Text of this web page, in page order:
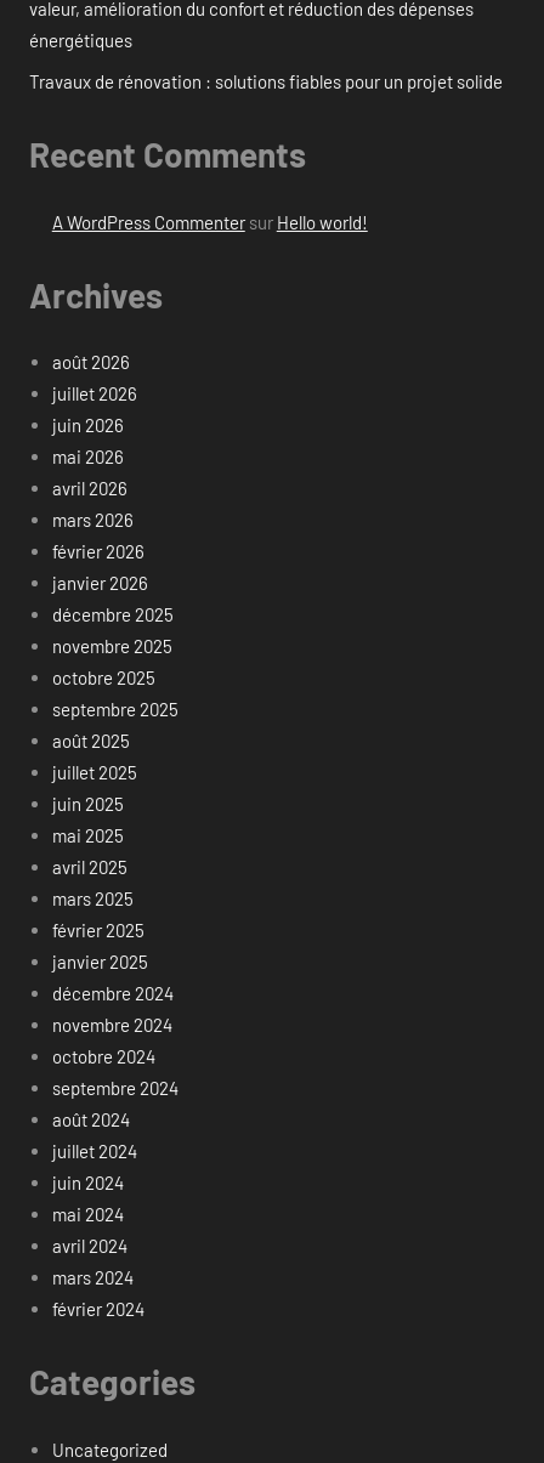
valeur, amélioration du confort et réduction des dépenses
énergétiques
Travaux de rénovation : solutions fiables pour un projet solide
Recent Comments
A WordPress Commentersur Hello world!
Archives
août 2026
juillet 2026
juin 2026
mai 2026
avril 2026
mars 2026
février 2026
janvier 2026
décembre 2025
novembre 2025
octobre 2025
septembre 2025
août 2025
juillet 2025
juin 2025
mai 2025
avril 2025
mars 2025
février 2025
janvier 2025
décembre 2024
novembre 2024
octobre 2024
septembre 2024
août 2024
juillet 2024
juin 2024
mai 2024
avril 2024
mars 2024
février 2024
Categories
Uncategorized